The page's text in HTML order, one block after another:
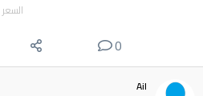
السعر
0
Ail